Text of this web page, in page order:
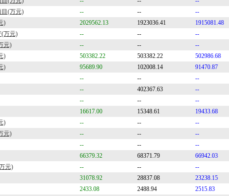
目(万元)
-- -- --
)
2029562.13 1923036.41 1915081.48
(万元)
-- -- --
元)
-- -- --
)
503382.22 503382.22 502986.68
)
95689.90 102008.14 91470.87
-- -- --
-- 402367.63 --
-- -- --
16617.00 15348.61 19433.68
)
-- -- --
元)
-- -- --
-- -- --
66379.32 68371.79 66942.03
元)
-- -- --
31078.92 28837.08 23238.15
2433.08 2488.94 2515.83